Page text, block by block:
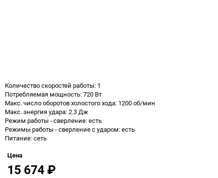
Количество скоростей работы: 1
Потребляемая мощность: 720 Вт
Макс. число оборотов холостого хода: 1200 об/мин
Макс. энергия удара: 2.3 Дж
Режим работы - сверление: есть
Режимы работы - сверление с ударом: есть
Питание: сеть
Цена
15 674₽